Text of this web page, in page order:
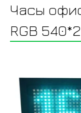
Часы
RGB